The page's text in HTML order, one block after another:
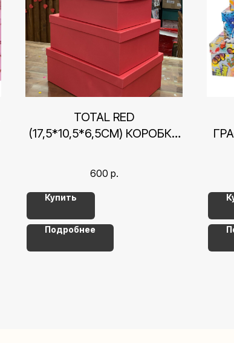
TOTAL RED
(17,5*10,5*6,5СМ) КОРОБКА
ДНО
600 р.
Купить
Подробнее